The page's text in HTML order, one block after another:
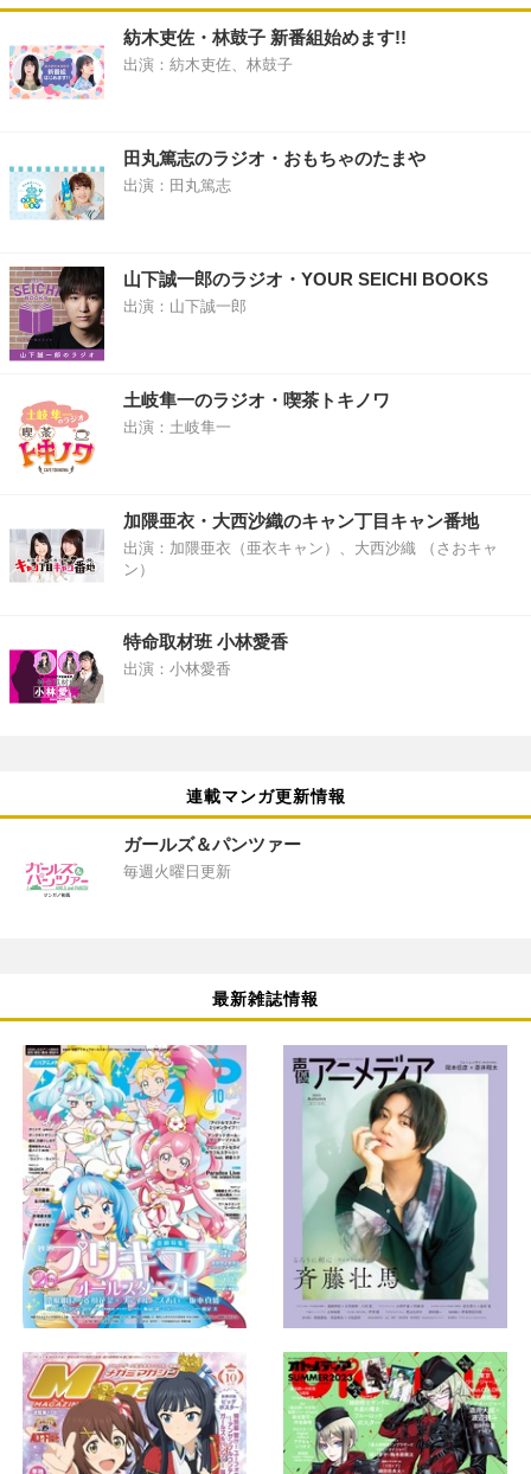
紡木吏佐・林鼓子 新番組始めます!!
出演：紡木吏佐、林鼓子
田丸篤志のラジオ・おもちゃのたまや
出演：田丸篤志
山下誠一郎のラジオ・YOUR SEICHI BOOKS
出演：山下誠一郎
土岐隼一のラジオ・喫茶トキノワ
出演：土岐隼一
加隈亜衣・大西沙織のキャン丁目キャン番地
出演：加隈亜衣（亜衣キャン）、大西沙織 （さおキャ
ン）
特命取材班 小林愛香
出演：小林愛香
連載マンガ更新情報
ガールズ＆パンツァー
毎週火曜日更新
最新雑誌情報